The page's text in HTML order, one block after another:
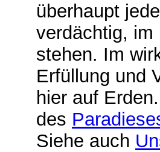
überhaupt
verdächtig, im
stehen. Im
Erfüllung und
hier auf
des
Siehe auch